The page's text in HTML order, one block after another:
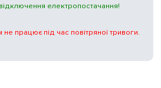
електропостачання!
працює під час повітряної тривоги.